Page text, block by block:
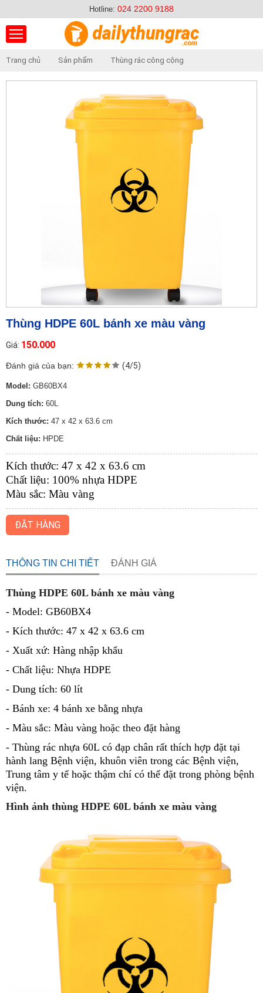
Hotline: 024 2200 9188
Trang chủ Sản phẩm Thùng rác công cộng
Thùng HDPE 60L bánh xe màu vàng
Giá: 150.000
Đánh giá của bạn: (4/5)
Model: GB60BX4
Dung tích: 60L
Kích thước: 47 x 42 x 63.6 cm
Chất liệu: HPDE
Kích thước: 47 x 42 x 63.6 cm
Chất liệu: 100% nhựa HDPE
Màu sắc: Màu vàng
ĐẶT HÀNG
THÔNG TIN CHI TIẾT ĐÁNH GIÁ
Thùng HDPE 60L bánh xe màu vàng
- Model: GB60BX4
- Kích thước: 47 x 42 x 63.6 cm
- Xuất xứ: Hàng nhập khẩu
- Chất liệu: Nhựa HDPE
- Dung tích: 60 lít
- Bánh xe: 4 bánh xe bằng nhựa
- Màu sắc: Màu vàng hoặc theo đặt hàng
- Thùng rác nhựa 60L có đạp chân rất thích hợp đặt tại
hành lang Bệnh viện, khuôn viên trong các Bệnh viện,
Trung tâm y tế hoặc thậm chí có thể đặt trong phòng bệnh
viện.
Hình ảnh thùng HDPE 60L bánh xe màu vàng